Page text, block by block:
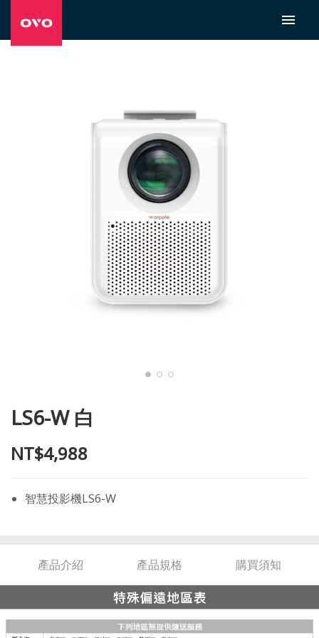
LS6-W 白
NT$4,988
智慧投影機LS6-W
產品介紹 產品規格 購買須知